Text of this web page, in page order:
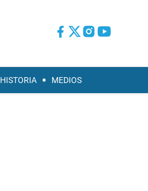
HISTORIA MEDIOS